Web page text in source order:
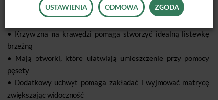
• Krzywizna na krawędzi pomaga stworzyć idealną listewkę
brzeżną
• Mają otworki, które ułatwiają umieszczenie przy pomocy
pęsety
• Dodatkowy uchwyt pomaga zakładać i wyjmować matrycę
zwiększając widoczność
USTAWIENIA ODMOWA ZGODA